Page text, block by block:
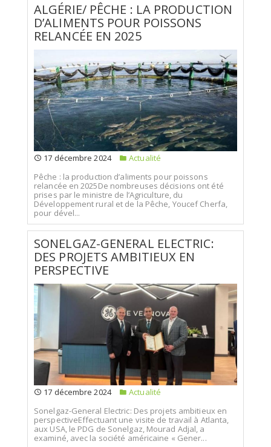
ALGÉRIE/ PÊCHE : LA PRODUCTION
D’ALIMENTS POUR POISSONS
RELANCÉE EN 2025
17 décembre 2024
Actualité
Pêche : la production d’aliments pour poissons
relancée en 2025De nombreuses décisions ont été
prises par le ministre de l’Agriculture, du
Développement rural et de la Pêche, Youcef Cherfa,
pour dével...
SONELGAZ-GENERAL ELECTRIC:
DES PROJETS AMBITIEUX EN
PERSPECTIVE
17 décembre 2024
Actualité
Sonelgaz-General Electric: Des projets ambitieux en
perspectiveEffectuant une visite de travail à Atlanta,
aux USA, le PDG de Sonelgaz, Mourad Adjal, a
examiné, avec la société américaine « Gener...